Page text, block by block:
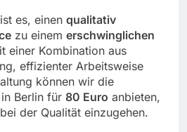
es, einen qualitativ
zu einem erschwinglichen
einer Kombination aus
effizienter Arbeitsweise
können wir die
Berlin für 80 Euro anbieten,
der Qualität einzugehen.